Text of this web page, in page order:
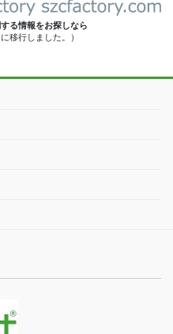
る情報をお探しなら
移行しました。）